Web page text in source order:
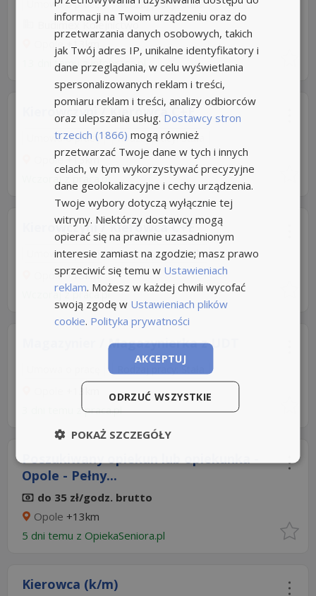
Umowa o pracę Rodzaj pracy: Stała
Budimex Kolejnictwo
Opole+13km
13 dni temu zinfopraca.pl
Kierowczyni / Kierowca C+E
Umowa o pracę Rodzaj pracy: Stała
Opole +13km
Wczoraj
praca.pl
Kierowczyni / Kierowca C+E
Umowa o pracę Rodzaj pracy: Stała
Opole+13km
Wczorajzpraca.pl
Magazynier / Magazynierka z UDT
Rodzaj pracy: Stała
+13km
3 dni temu zpraca.pl
Poszukiwany opiekun lub opiekunka -
Opole - Pełny...
do 35 zł/godz. brutto
Opole +13km
5 dni temu z OpiekaSeniora.pl
Kierowca (k/m)
informacji na Twoim urządzeniu oraz do
przetwarzania danych osobowych, takich
jak Twój adres IP, unikalne identyfikatory i
dane przeglądania, w celu wyświetlania
spersonalizowanych reklam i treści,
pomiaru reklam i treści, analizy odbiorców
oraz ulepszania usług. Dostawcy stron
trzecich (1866) mogą również
przetwarzać Twoje dane w tych i innych
celach, w tym wykorzystywać precyzyjne
dane geolokalizacyjne i cechy urządzenia.
Twoje wybory dotyczą wyłącznie tej
witryny. Niektórzy dostawcy mogą
opierać się na prawnie uzasadnionym
interesie zamiast na zgodzie; masz prawo
sprzeciwić się temu w Ustawieniach
reklam. Możesz w każdej chwili wycofać
swoją zgodę w Ustawieniach plików
cookie. Polityka prywatności
AKCEPTUJ
ODRZUĆ WSZYSTKIE
POKAŻ SZCZEGÓŁY